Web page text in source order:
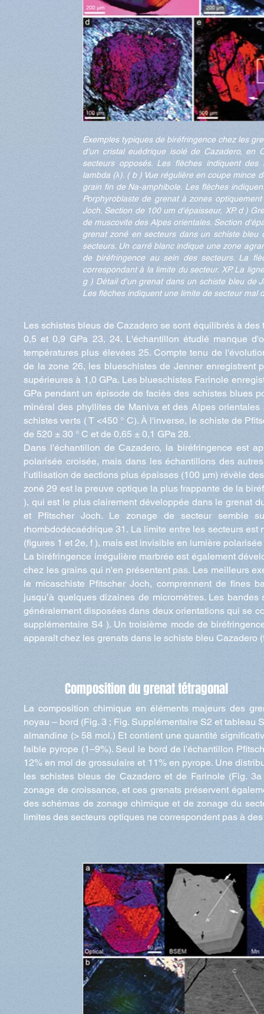
Exemples typiques de biréfringence chez les
d'un cristal euédrique isolé de Cazadero, en
secteurs opposés. Les flèches indiquent
lambda (λ). ( b ) Vue régulière en coupe mince
grain fin de Na-amphibole. Les flèches
Porphyroblaste de grenat à zones
Joch. Section de 100 um d'épaisseur, XP. d )
de muscovite des Alpes orientales. Section
grenat zoné en secteurs dans un schiste bleu
secteurs. Un carré blanc indique une zone
de biréfringence au sein des secteurs. La
correspondant à la limite du secteur. XP. La
g ) Détail d'un grenat dans un schiste bleu de
Les flèches indiquent une limite de secteur mal
Les schistes bleus de Cazadero se sont équilibrés à
0,5 et 0,9 GPa 23, 24. L'échantillon étudié manque
températures plus élevées 25. Compte tenu de
de la zone 26, les blueschistes de Jenner enregistrent
supérieures à 1,0 GPa. Les blueschistes Farinole
GPa pendant un épisode de faciès des schistes blues
minéral des phyllites de Maniva et des Alpes
schistes verts ( T <450 ° C). À l'inverse, le schiste de
de 520 ± 30 ° C et de 0,65 ± 0,1 GPa 28.
Dans l'échantillon de Cazadero, la biréfringence est
polarisée croisée, mais dans les échantillons des
l’utilisation de sections plus épaisses (100 µm) révèle
zoné 29 est la preuve optique la plus frappante de la
), qui est le plus clairement développée dans le grenat
et Pfitscher Joch. Le zonage de secteur semble
rhombdodécaédrique 31. La limite entre les secteurs
(figures 1 et 2e, f ), mais est invisible en lumière
La biréfringence irrégulière marbrée est également
chez les grains qui n'en présentent pas. Les meilleurs
le micaschiste Pfitscher Joch, comprennent de fines
jusqu’à quelques dizaines de micromètres. Les
généralement disposées dans deux orientations qui se
supplémentaire S4 ). Un troisième mode de
apparaît chez les grenats dans le schiste bleu Cazadero
Composition du grenat tétragonal
La composition chimique en éléments majeurs des
noyau – bord (Fig. 3 ; Fig. Supplémentaire S2 et
almandine (> 58 mol.) Et contient une quantité
faible pyrope (1–9%). Seul le bord de l'échantillon
12% en mol de grossulaire et 11% en pyrope. Une
les schistes bleus de Cazadero et de Farinole (Fig.
zonage de croissance, et ces grenats préservent
des schémas de zonage chimique et de zonage du
limites des secteurs optiques ne correspondent pas à